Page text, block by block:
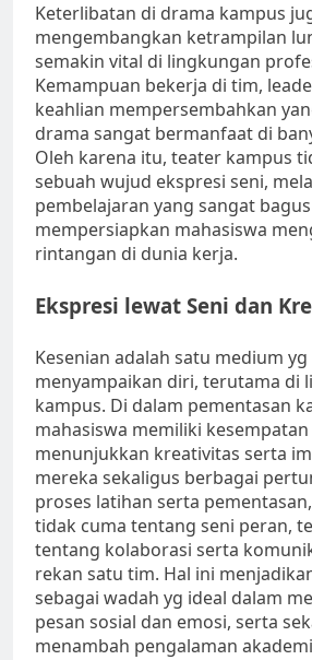
Keterlibatan di drama kampus
mengembangkan ketrampilan
semakin vital di lingkungan
Kemampuan bekerja di tim,
keahlian mempersembahkan
drama sangat bermanfaat di
Oleh karena itu, teater kampus
sebuah wujud ekspresi seni,
pembelajaran yang sangat
mempersiapkan mahasiswa
rintangan di dunia kerja.
Ekspresi lewat Seni dan
Kesenian adalah satu medium
menyampaikan diri, terutama di
kampus. Di dalam pementasan
mahasiswa memiliki
menunjukkan kreativitas serta
mereka sekaligus berbagai
proses latihan serta
tidak cuma tentang seni peran,
tentang kolaborasi serta
rekan satu tim. Hal ini
sebagai wadah yg ideal dalam
pesan sosial dan emosi, serta
menambah pengalaman